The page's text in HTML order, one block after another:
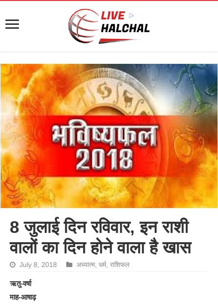
8 जुलाई दिन रविवार, इन राशी
वालों का दिन होने वाला है खास
July 8, 2018 अध्यात्म,धर्म,राशिफल
ऋतु-वर्षा
माह-आषाढ़